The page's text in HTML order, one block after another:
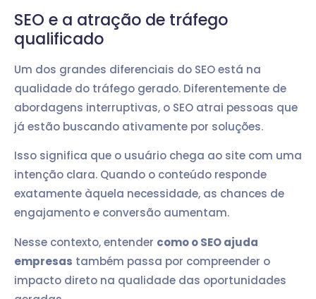
SEO e a atração de tráfego
qualificado
Um dos grandes diferenciais do SEO está na
qualidade do tráfego gerado. Diferentemente de
abordagens interruptivas, o SEO atrai pessoas que
já estão buscando ativamente por soluções.
Isso significa que o usuário chega ao site com uma
intenção clara. Quando o conteúdo responde
exatamente àquela necessidade, as chances de
engajamento e conversão aumentam.
Nesse contexto, entender como o SEO ajuda
empresas também passa por compreender o
impacto direto na qualidade das oportunidades